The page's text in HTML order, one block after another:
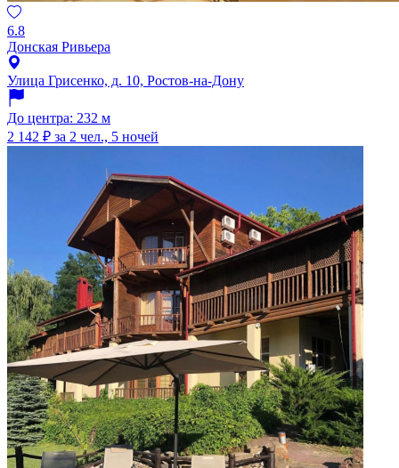
6.8
Донская Ривьера
Улица Грисенко, д. 10, Ростов-на-Дону
До центра: 232 м
2 142 ₽ за 2 чел., 5 ночей